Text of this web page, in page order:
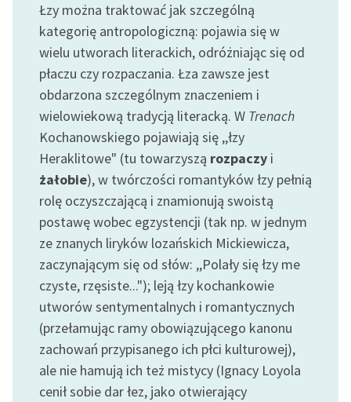
Kolekcje edukacyjne
twórców przechodzących
do domeny publicznej,
lektur szkolnych oraz
Starego Testamentu
Odkurzamy bohaterów
Szkoła Poezji Wolnych
Lektur
O nas
Kontakt
O projekcie
Zespół
Zasady wykorzystania
Wolnych Lektur
Łzy można traktować jak szczególną
kategorię antropologiczną: pojawia się w
wielu utworach literackich, odróżniając się od
płaczu czy rozpaczania. Łza zawsze jest
obdarzona szczególnym znaczeniem i
wielowiekową tradycją literacką. W Trenach
Kochanowskiego pojawiają się ,,łzy
Heraklitowe" (tu towarzyszą rozpaczy i
żałobie), w twórczości romantyków łzy pełnią
rolę oczyszczającą i znamionują swoistą
postawę wobec egzystencji (tak np. w jednym
ze znanych liryków lozańskich Mickiewicza,
zaczynającym się od słów: ,,Polały się łzy me
czyste, rzęsiste..."); leją łzy kochankowie
utworów sentymentalnych i romantycznych
(przełamując ramy obowiązującego kanonu
zachowań przypisanego ich płci kulturowej),
ale nie hamują ich też mistycy (Ignacy Loyola
cenił sobie dar łez, jako otwierający